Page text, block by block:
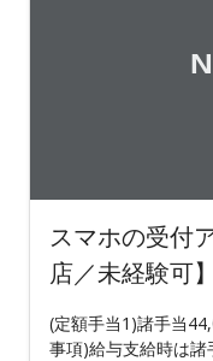
スマホの受付
店／未経験可】
(定額手当1)諸手当
事項)給与支給時は